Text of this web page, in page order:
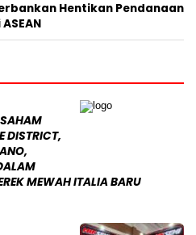
Hentikan Pendanaan
DISTRICT,
MEWAH ITALIA BARU